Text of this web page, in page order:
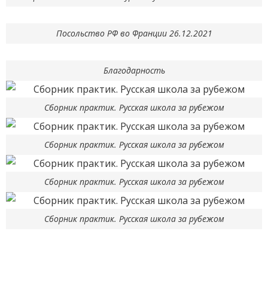
Посольство РФ во Франции 26.12.2021
Благодарность
Сборник практик. Русская школа за рубежом
Сборник практик. Русская школа за рубежом
Сборник практик. Русская школа за рубежом
Сборник практик. Русская школа за рубежом